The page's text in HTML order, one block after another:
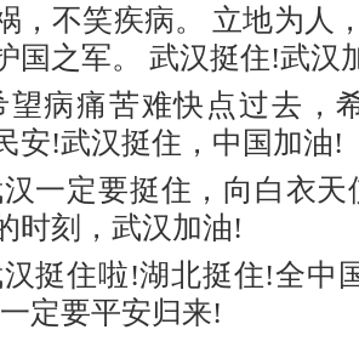
，不笑疾病。 立地为人
国之军。 武汉挺住!武汉
痛苦难快点过去，
安!武汉挺住，中国加油!
定要挺住，向白衣天
时刻，武汉加油!
住啦!湖北挺住!全中
定要平安归来!